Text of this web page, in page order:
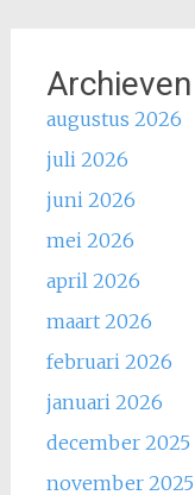
Archieven
augustus 2026
juli 2026
juni 2026
mei 2026
april 2026
maart 2026
februari 2026
januari 2026
december 2025
november 2025